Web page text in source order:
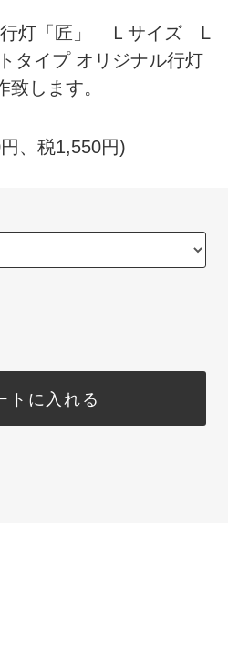
行灯「匠」 Ｌサイズ L
タイプ オリジナル行灯
します。
、税1,550円)
トに入れる